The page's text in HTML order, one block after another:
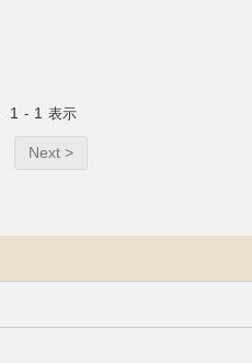
1 - 1 表示
Next >